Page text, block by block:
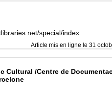
special/index
Article mis en ligne le31
Cultural /Centre de